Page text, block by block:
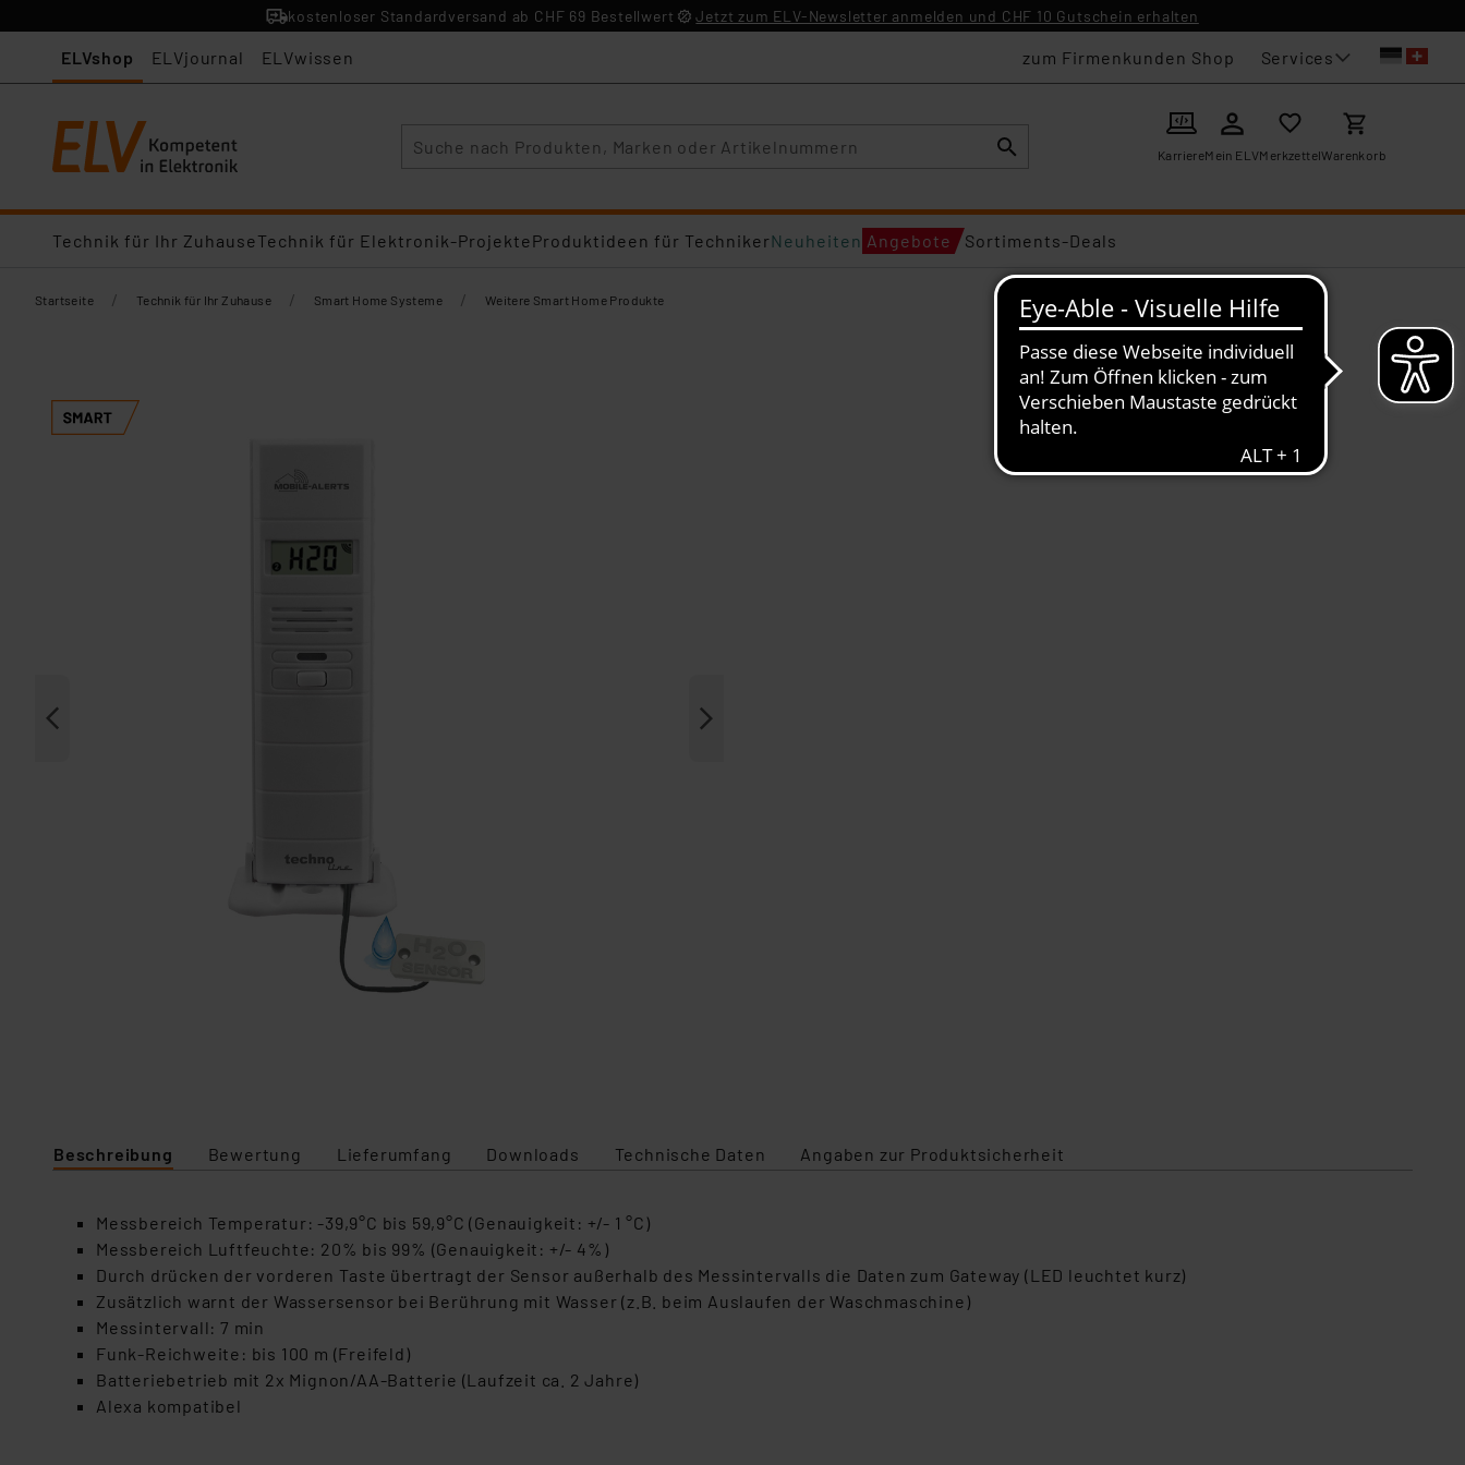
kostenloser Standardversand ab CHF 69 Bestellwert Jetzt zum ELV-Newsletter anmelden und CHF 10 Gutschein erhalten
ELVshop ELVjournal ELVwissen zum Firmenkunden Shop Services
KarriereMein ELVMerkzettelWarenkorb
Technik für Ihr ZuhauseTechnik für Elektronik-ProjekteProduktideen für TechnikerNeuheiten Angebote Sortiments-Deals
Startseite / Technik für Ihr Zuhause / Smart Home Systeme / Weitere Smart Home Produkte
Beschreibung Bewertung Lieferumfang Downloads Technische Daten Angaben zur Produktsicherheit
Messbereich Temperatur: -39,9°C bis 59,9°C (Genauigkeit: +/- 1 °C)
Messbereich Luftfeuchte: 20% bis 99% (Genauigkeit: +/- 4%)
Durch drücken der vorderen Taste übertragt der Sensor außerhalb des Messintervalls die Daten zum Gateway (LED leuchtet kurz)
Zusätzlich warnt der Wassersensor bei Berührung mit Wasser (z.B. beim Auslaufen der Waschmaschine)
Messintervall: 7 min
Funk-Reichweite: bis 100 m (Freifeld)
Batteriebetrieb mit 2x Mignon/AA-Batterie (Laufzeit ca. 2 Jahre)
Alexa kompatibel